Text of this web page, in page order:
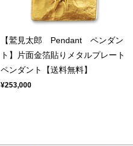
【鷲見太郎 Pendant ペンダン
ト】片面金箔貼りメタルプレート
ペンダント【送料無料】
¥253,000